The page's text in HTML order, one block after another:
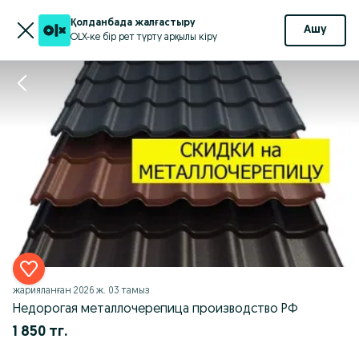
Қолданбада жалғастыру
OLX-ке бір рет түрту арқылы кіру
Ашу
жарияланған 2026 ж. 03 тамыз
Недорогая металлочерепица производство РФ
1 850 тг.